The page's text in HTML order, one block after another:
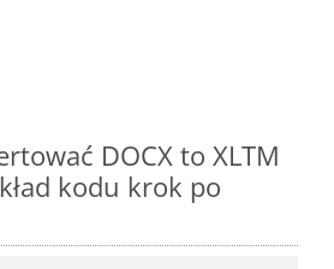
DOCX to XLTM
kodu krok po